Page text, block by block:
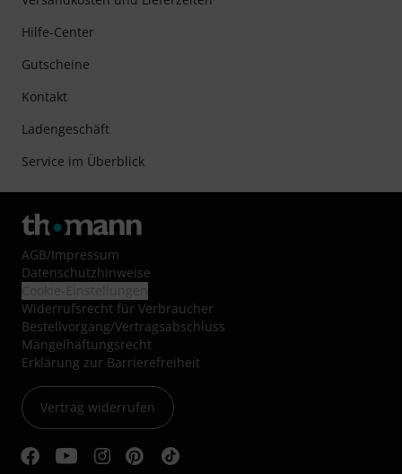
Hilfe-Center
Gutscheine
Kontakt
Ladengeschäft
Service im Überblick
AGB/Impressum
Datenschutzhinweise
Widerrufsrecht für Verbraucher
Bestellvorgang/Vertragsabschluss
Mängelhaftungsrecht
Erklärung zur Barrierefreiheit
Vertrag widerrufen